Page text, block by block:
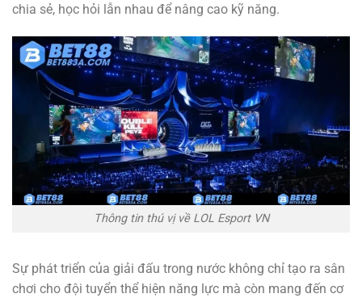
chia sẻ, học hỏi lẫn nhau để nâng cao kỹ năng.
Thông tin thú vị về LOL Esport VN
Sự phát triển của giải đấu trong nước không chỉ tạo ra sân
chơi cho đội tuyển thể hiện năng lực mà còn mang đến cơ